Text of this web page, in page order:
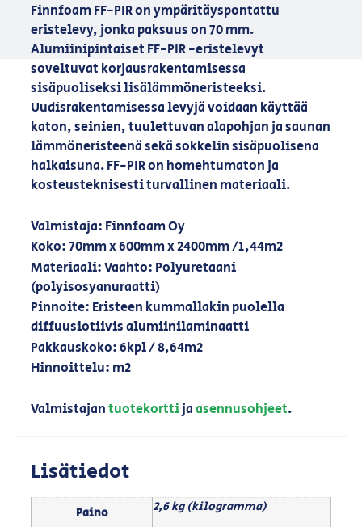
Finnfoam FF-PIR on ympäritäyspontattu
eristelevy, jonka paksuus on 70 mm.
Alumiinipintaiset FF-PIR -eristelevyt
soveltuvat korjausrakentamisessa
sisäpuoliseksi lisälämmöneristeeksi.
Uudisrakentamisessa levyjä voidaan käyttää
katon, seinien, tuulettuvan alapohjan ja saunan
lämmöneristeenä sekä sokkelin sisäpuolisena
halkaisuna. FF-PIR on homehtumaton ja
kosteusteknisesti turvallinen materiaali.
Valmistaja: Finnfoam Oy
Koko: 70mm x 600mm x 2400mm /1,44m2
Materiaali: Vaahto: Polyuretaani
(polyisosyanuraatti)
Pinnoite: Eristeen kummallakin puolella
diffuusiotiivis alumiinilaminaatti
Pakkauskoko: 6kpl / 8,64m2
Hinnoittelu: m2
Valmistajantuotekorttijaasennusohjeet.
Lisätiedot
Paino 2,6 kg (kilogramma)